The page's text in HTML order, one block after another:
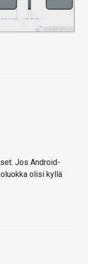
Jos Android-
olisi kyllä